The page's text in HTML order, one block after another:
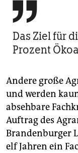

Das Ziel für
Prozent
Andere große
und werden
absehbare
Auftrag des
Brandenburger
elf Jahren ein